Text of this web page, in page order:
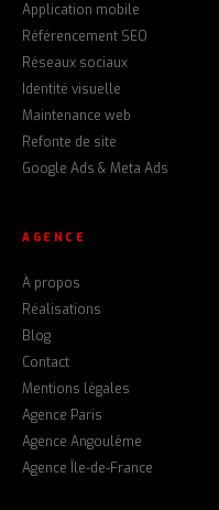
Application mobile
Référencement SEO
Réseaux sociaux
Identité visuelle
Maintenance web
Refonte de site
Google Ads & Meta Ads
AGENCE
À propos
Réalisations
Blog
Contact
Mentions légales
Agence Paris
Agence Angoulême
Agence Île-de-France